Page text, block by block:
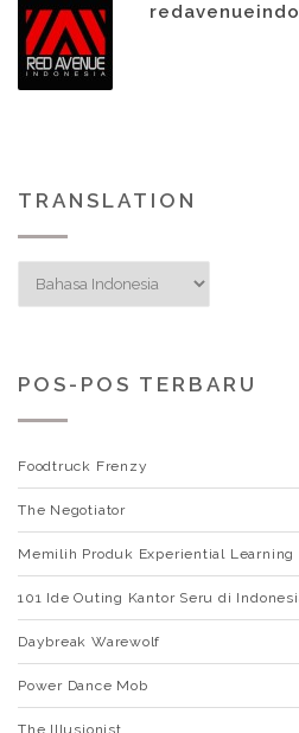
TRANSLATION
POS-POS TERBARU
Foodtruck Frenzy
The Negotiator
Memilih Produk Experiential Learning
101 Ide Outing Kantor Seru di
Daybreak Warewolf
Power Dance Mob
The Illusionist